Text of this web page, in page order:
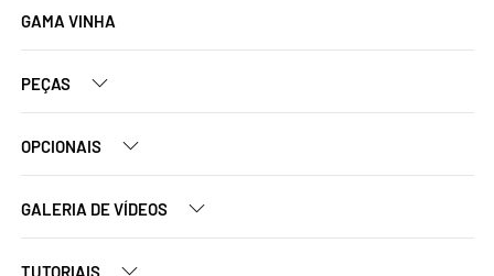
GAMA VINHA
PEÇAS
OPCIONAIS
GALERIA DE VÍDEOS
TUTORIAIS